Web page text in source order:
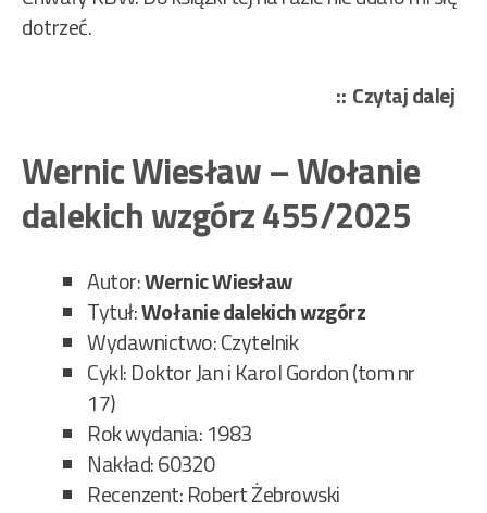
dotrzeć.
Czytaj dalej
Wernic Wiesław – Wołanie
dalekich wzgórz 455/2025
Autor:Wernic Wiesław
Tytuł:Wołanie dalekich wzgórz
Wydawnictwo: Czytelnik
Cykl: Doktor Jan i Karol Gordon (tom nr
17)
Rok wydania: 1983
Nakład: 60320
Recenzent: Robert Żebrowski